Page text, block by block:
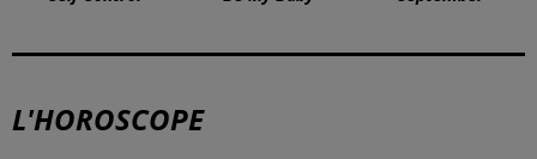
trois mois de prison avec sursis...